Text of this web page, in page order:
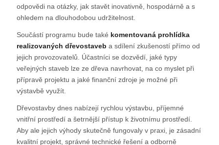
odpovědi na otázky, jak stavět inovativně, hospodárně a s
ohledem na dlouhodobou udržitelnost.
Součástí programu bude také komentovaná prohlídka
realizovaných dřevostaveb a sdílení zkušeností přímo od
jejich provozovatelů. Účastníci se dozvědí, jaké typy
veřejných staveb lze ze dřeva navrhovat, na co myslet při
přípravě projektu a jaké finanční zdroje je možné při
výstavbě využít.
Dřevostavby dnes nabízejí rychlou výstavbu, příjemné
vnitřní prostředí a šetrnější přístup k životnímu prostředí.
Aby ale jejich výhody skutečně fungovaly v praxi, je zásadní
kvalitní projekt, správné technické řešení a odborně